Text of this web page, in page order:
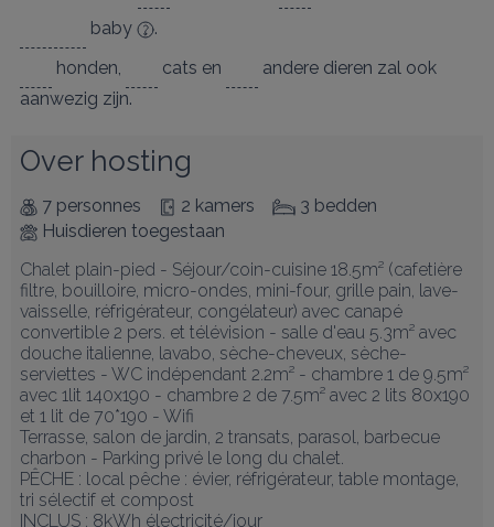
baby
.
honden, cats en andere dieren zal ook
aanwezig zijn.
Over hosting
7 personnes 2 kamers
3 bedden
Huisdieren toegestaan
Chalet plain-pied - Séjour/coin-cuisine 18.5m² (cafetière
filtre, bouilloire, micro-ondes, mini-four, grille pain, lave-
vaisselle, réfrigérateur, congélateur) avec canapé
convertible 2 pers. et télévision - salle d'eau 5.3m² avec
douche italienne, lavabo, sèche-cheveux, sèche-
serviettes - WC indépendant 2.2m² - chambre 1 de 9.5m²
avec 1lit 140x190 - chambre 2 de 7.5m² avec 2 lits 80x190
et 1 lit de 70*190 - Wifi
Terrasse, salon de jardin, 2 transats, parasol, barbecue
charbon - Parking privé le long du chalet.
PÊCHE : local pêche : évier, réfrigérateur, table montage,
tri sélectif et compost
INCLUS : 8kWh électricité/jour